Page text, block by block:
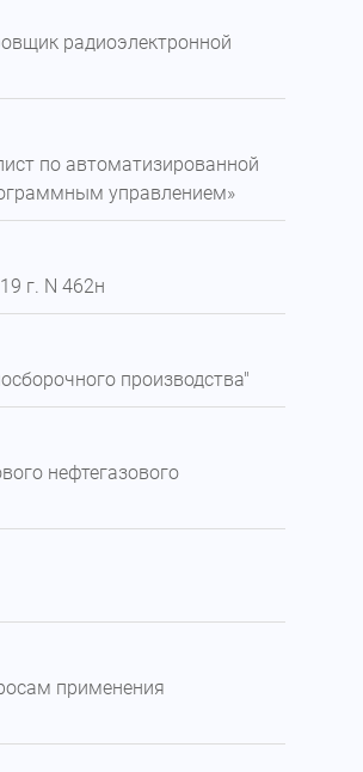
радиоэлектронной
по автоматизированной
управлением»
г. N 462н
производства"
нефтегазового
применения